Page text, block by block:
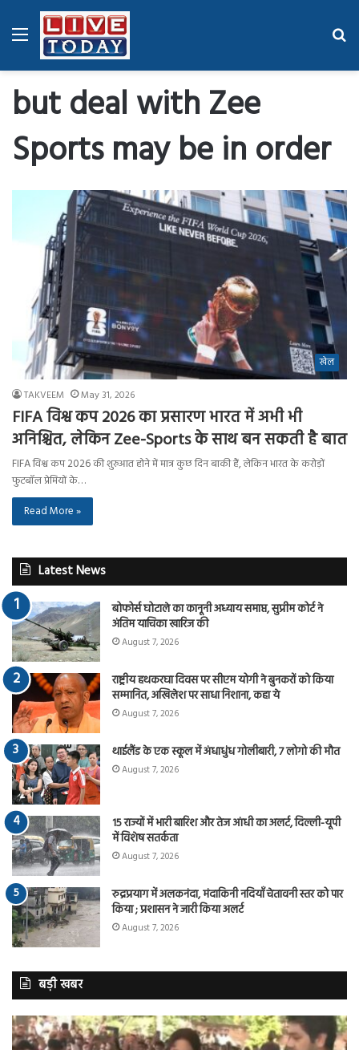
Menu
but deal with Zee
Sports may be in order
खेल
TAKVEEM May 31, 2026
FIFA विश्व कप 2026 का प्रसारण भारत में अभी भी
अनिश्चित, लेकिन Zee-Sports के साथ बन सकती है बात
FIFA विश्व कप 2026 की शुरुआत होने में मात्र कुछ दिन बाकी हैं, लेकिन भारत के करोड़ों
फुटबॉल प्रेमियों के…
Read More »
Latest News
बोफोर्स घोटाले का कानूनी अध्याय समाप्त, सुप्रीम कोर्ट ने
अंतिम याचिका खारिज की
August 7, 2026
राष्ट्रीय हथकरघा दिवस पर सीएम योगी ने बुनकरों को किया
सम्मानित, अखिलेश पर साधा निशाना, कहा ये
August 7, 2026
थाईलैंड के एक स्कूल में अंधाधुंध गोलीबारी, 7 लोगो की मौत
August 7, 2026
15 राज्यों में भारी बारिश और तेज आंधी का अलर्ट, दिल्ली-यूपी
में विशेष सतर्कता
August 7, 2026
रुद्रप्रयाग में अलकनंदा, मंदाकिनी नदियाँ चेतावनी स्तर को पार
किया ; प्रशासन ने जारी किया अलर्ट
August 7, 2026
बड़ी खबर